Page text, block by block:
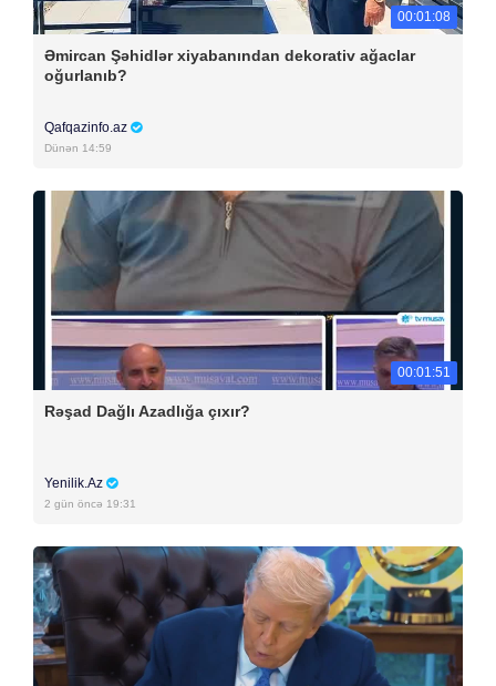
00:01:08
Əmircan Şəhidlər xiyabanından dekorativ ağaclar
oğurlanıb?
Qafqazinfo.az
Dünən 14:59
00:01:51
Rəşad Dağlı Azadlığa çıxır?
Yenilik.Az
2 gün öncə 19:31